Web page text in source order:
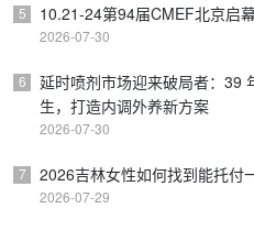
10.21-24第94届CMEF北京启
2026-07-30
5
延时喷剂市场迎来破局者：39
生，打造内调外养新方案
2026-07-30
6
2026吉林女性如何找到能托付
2026-07-29
7